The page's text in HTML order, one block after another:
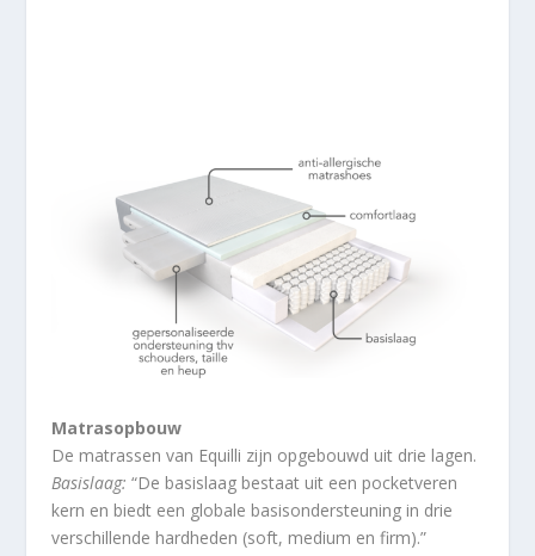
Matrasopbouw
De matrassen van Equilli zijn opgebouwd uit drie lagen.
Basislaag: “De basislaag bestaat uit een pocketveren
kern en biedt een globale basisondersteuning in drie
verschillende hardheden (soft, medium en firm).”